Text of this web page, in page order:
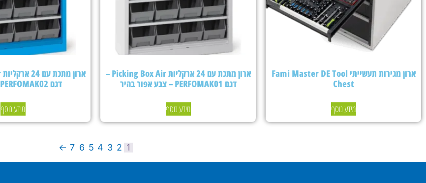
ארון מגירות תעשייתי Fami Master DE Tool
Chest
מידע נוסף
ארון מתכת עם 24 ארקליות Picking Box Air –
דגם PERFOMAK01 – צבע אפור בהיר
מידע נוסף
דגם PERFOMAK02 – צבע כחול
מידע נוסף
1
2
3
4
5
6
7
←